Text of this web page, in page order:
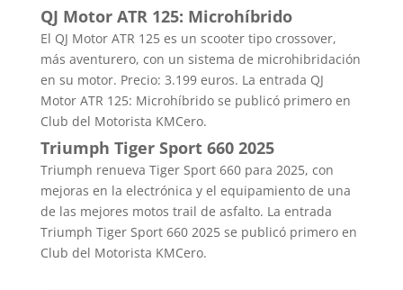
QJ Motor ATR 125: Microhíbrido
El QJ Motor ATR 125 es un scooter tipo crossover,
más aventurero, con un sistema de microhibridación
en su motor. Precio: 3.199 euros. La entrada QJ
Motor ATR 125: Microhíbrido se publicó primero en
Club del Motorista KMCero.
Triumph Tiger Sport 660 2025
Triumph renueva Tiger Sport 660 para 2025, con
mejoras en la electrónica y el equipamiento de una
de las mejores motos trail de asfalto. La entrada
Triumph Tiger Sport 660 2025 se publicó primero en
Club del Motorista KMCero.